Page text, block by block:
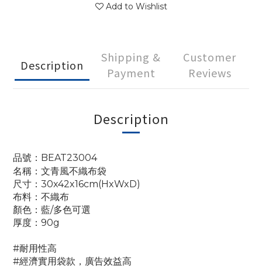
Add to Wishlist
Description
Shipping &
Payment
Customer
Reviews
Description
品號：BEAT23004
名稱：文青風不織布袋
尺寸：30x42x16cm(HxWxD)
布料：不織布
顏色：藍/多色可選
厚度：90g
#耐用性高
#經濟實用袋款，廣告效益高